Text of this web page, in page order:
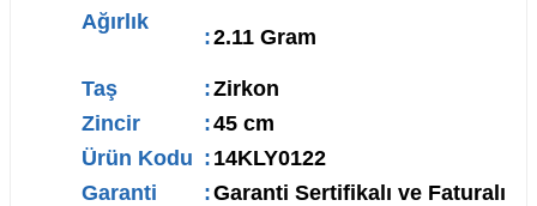
Ağırlık
:2.11 Gram
Taş :Zirkon
Zincir
:45 cm
Ürün Kodu : 14KLY0122
Garanti
:Garanti Sertifikalı ve Faturalı